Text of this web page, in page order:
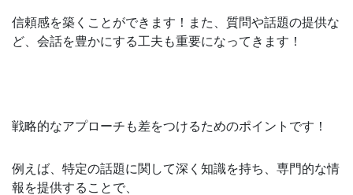
信頼感を築くことができます！また、質問や話題の提供な
ど、会話を豊かにする工夫も重要になってきます！
戦略的なアプローチも差をつけるためのポイントです！
例えば、特定の話題に関して深く知識を持ち、専門的な情
報を提供することで、